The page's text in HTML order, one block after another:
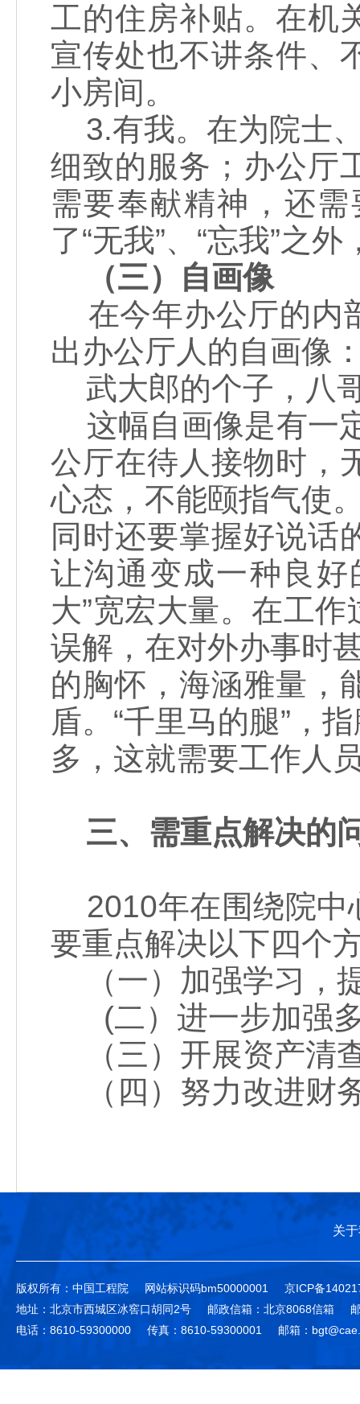
工的住房补贴。在机
宣传处也不讲条件、
小房间。
3.有我。在为院士、
细致的服务；办公厅
需要奉献精神，还
了“无我”、“忘我”之外
（三）自画像
在今年办公厅的内
出办公厅人的自画像
武大郎的个子，八
这幅自画像是有一
公厅在待人接物时，
心态，不能颐指气使
同时还要掌握好说话
让沟通变成一种良好
大”宽宏大量。在工
误解，在对外办事时
的胸怀，海涵雅量，
盾。“千里马的腿”，
多，这就需要工作人
三、需重点解决的
2010年在围绕院中
要重点解决以下四个
（一）加强学习，
(二）进一步加强
（三）开展资产清
（四）努力改进财
关
版权所有：中国工程院 网站标识码bm50000001
京ICP备
地址：北京市西城区冰窖口胡同2号
邮政信箱：北京8068信箱
电话：8610-59300000
传真：8610-59300001 邮箱：